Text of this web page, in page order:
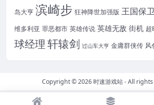
岛大亨 滨崎步 狂神降世加强版 王国保
维多利亚 罪恶都市 英雄传说 英雄无敌 街机 超
球经理 轩辕剑 过山车大亨 金庸群侠传 风
Copyright © 2026时速游戏站- All rights